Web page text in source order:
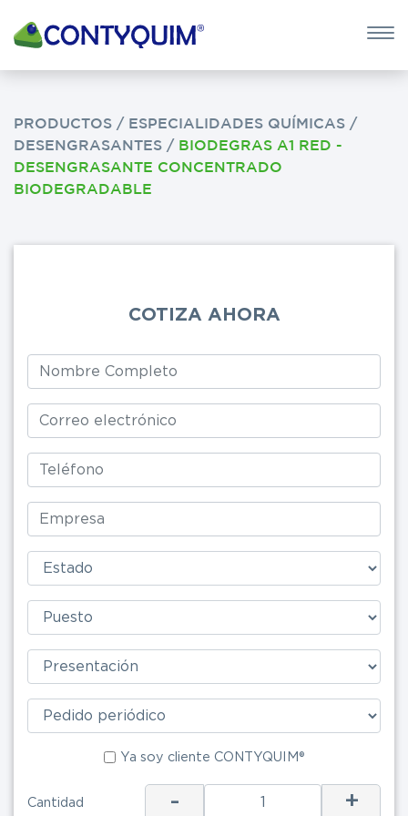
×
POTASA
Leave
Ya soy
PRODUCTOS / ESPECIALIDADES QUÍMICAS /
DESENGRASANTES / BIODEGRAS A1 RED -
DESENGRASANTE CONCENTRADO
BIODEGRADABLE
COTIZA AHORA
Ya soy cliente CONTYQUIM®
Cantidad - +